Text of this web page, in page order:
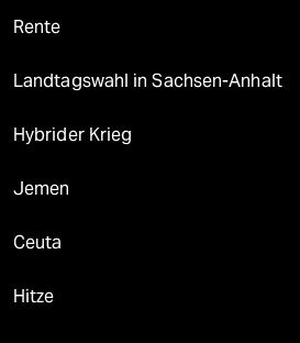
Rente
Landtagswahl in Sachsen-Anhalt
Hybrider Krieg
Jemen
Ceuta
Hitze